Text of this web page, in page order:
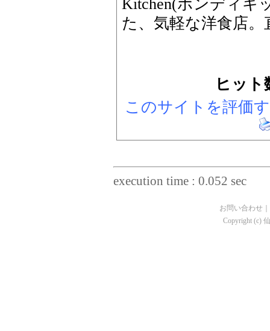
Kitchen(ボンディキ
た、気軽な洋食店
ヒット
このサイトを評価
execution time : 0.052 sec
お問い合わせ
Copyright (c)